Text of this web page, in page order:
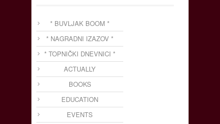
* BUVLJAK BOOM *
* NAGRADNI IZAZOV *
* TOPNIČKI DNEVNICI *
ACTUALLY
BOOKS
EDUCATION
EVENTS